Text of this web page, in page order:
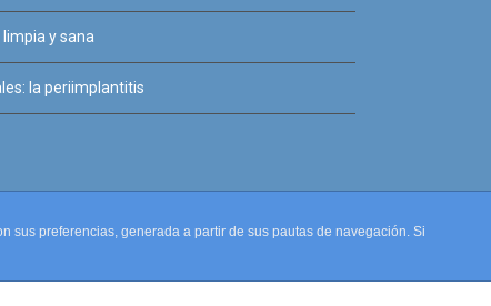
y sana
la periimplantitis
sus preferencias, generada a partir de sus pautas de navegación. Si